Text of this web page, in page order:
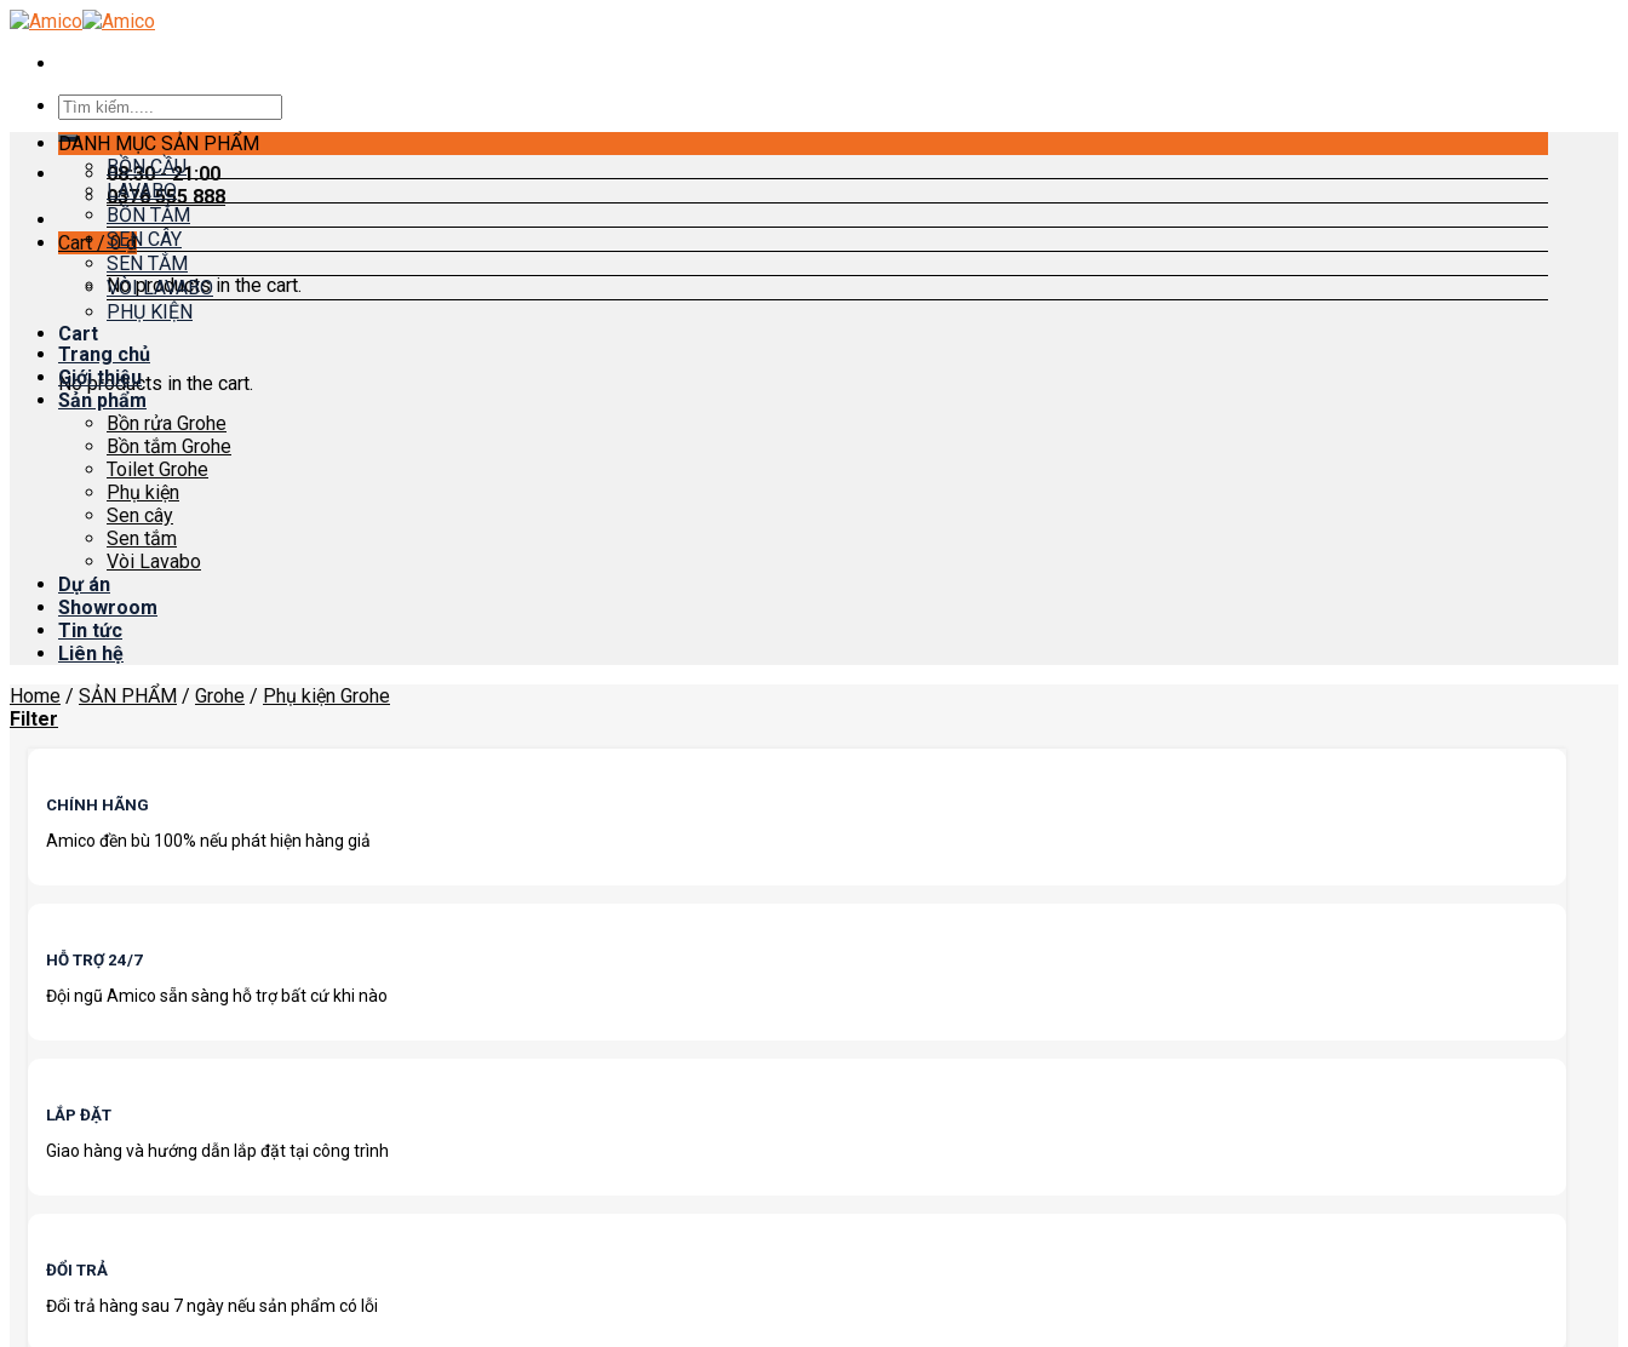
Skip
content
Search
for:
08:30 - 21:00
0376 555 888
Cart /0₫
No products in the cart.
Cart
No products in the cart.
DANH MỤC SẢN PHẨM
BỒN CẦU
LAVABO
BỒN TẮM
SEN CÂY
SEN TẮM
VÒI LAVABO
PHỤ KIỆN
Trang chủ
Giới thiệu
Sản phẩm
Bồn rửa Grohe
Bồn tắm Grohe
Toilet Grohe
Phụ kiện
Sen cây
Sen tắm
Vòi Lavabo
Dự án
Showroom
Tin tức
Liên hệ
Home / SẢN PHẨM / Grohe / Phụ kiện Grohe
Filter
CHÍNH HÃNG
Amico đền bù 100% nếu phát hiện hàng giả
HỖ TRỢ 24/7
Đội ngũ Amico sẵn sàng hỗ trợ bất cứ khi nào
LẮP ĐẶT
Giao hàng và hướng dẫn lắp đặt tại công trình
ĐỔI TRẢ
Đổi trả hàng sau 7 ngày nếu sản phẩm có lỗi